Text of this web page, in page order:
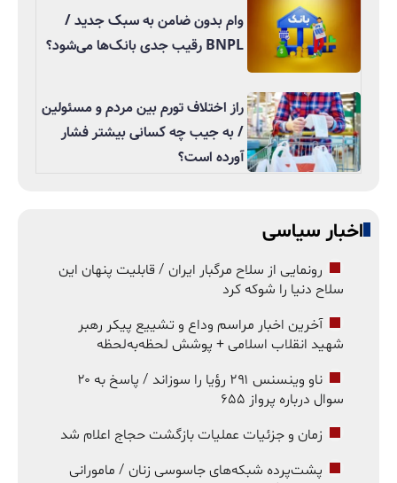
وام بدون ضامن به سبک جدید /
BNPL رقیب جدی بانک‌ها می‌شود؟
راز اختلاف تورم بین مردم و مسئولین
/ به جیب چه کسانی بیشتر فشار
آورده است؟
اخبار سیاسی
رونمایی از سلاح مرگبار ایران / قابلیت پنهان این
سلاح دنیا را شوکه کرد
آخرین اخبار مراسم وداع و تشییع پیکر رهبر
شهید انقلاب اسلامی + پوشش لحظه‌به‌لحظه
ناو وینسنس ۲۹۱ رؤیا را سوزاند / پاسخ به ۲۰
سوال درباره پرواز ۶۵۵
زمان و جزئیات عملیات بازگشت حجاج اعلام شد
پشت‌پرده شبکه‌های جاسوسی زنان / مامورانی